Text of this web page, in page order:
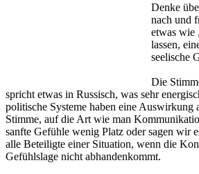
Denke
nach und
etwas wie
lassen,
seelische
Die
spricht etwas in Russisch, was sehr
politische Systeme haben eine Auswirkung
Stimme, auf die Art wie man
sanfte Gefühle wenig Platz oder sagen wir
alle Beteiligte einer Situation, wenn die
Gefühlslage nicht abhandenkommt.